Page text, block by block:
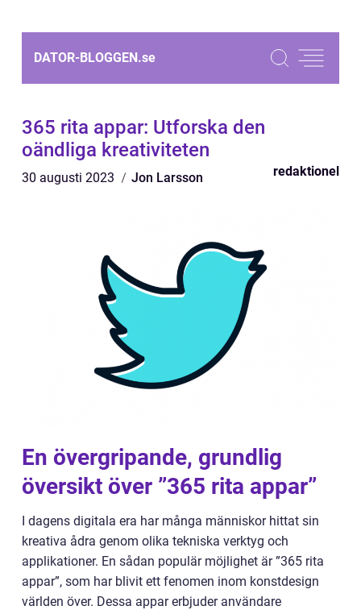
DATOR-BLOGGEN.se
365 rita appar: Utforska den
oändliga kreativiteten
30 augusti 2023 Jon Larsson redaktionel
En övergripande, grundlig
översikt över ”365 rita appar”
I dagens digitala era har många människor hittat sin
kreativa ådra genom olika tekniska verktyg och
applikationer. En sådan populär möjlighet är ”365 rita
appar”, som har blivit ett fenomen inom konstdesign
världen över. Dessa appar erbjuder användare